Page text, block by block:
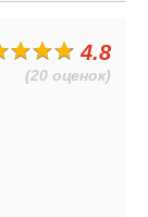
4.8
(20 оценок)